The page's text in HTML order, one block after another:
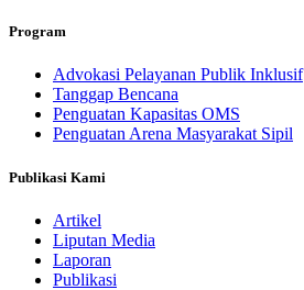
Program
Advokasi Pelayanan Publik Inklusif
Tanggap Bencana
Penguatan Kapasitas OMS
Penguatan Arena Masyarakat Sipil
Publikasi Kami
Artikel
Liputan Media
Laporan
Publikasi